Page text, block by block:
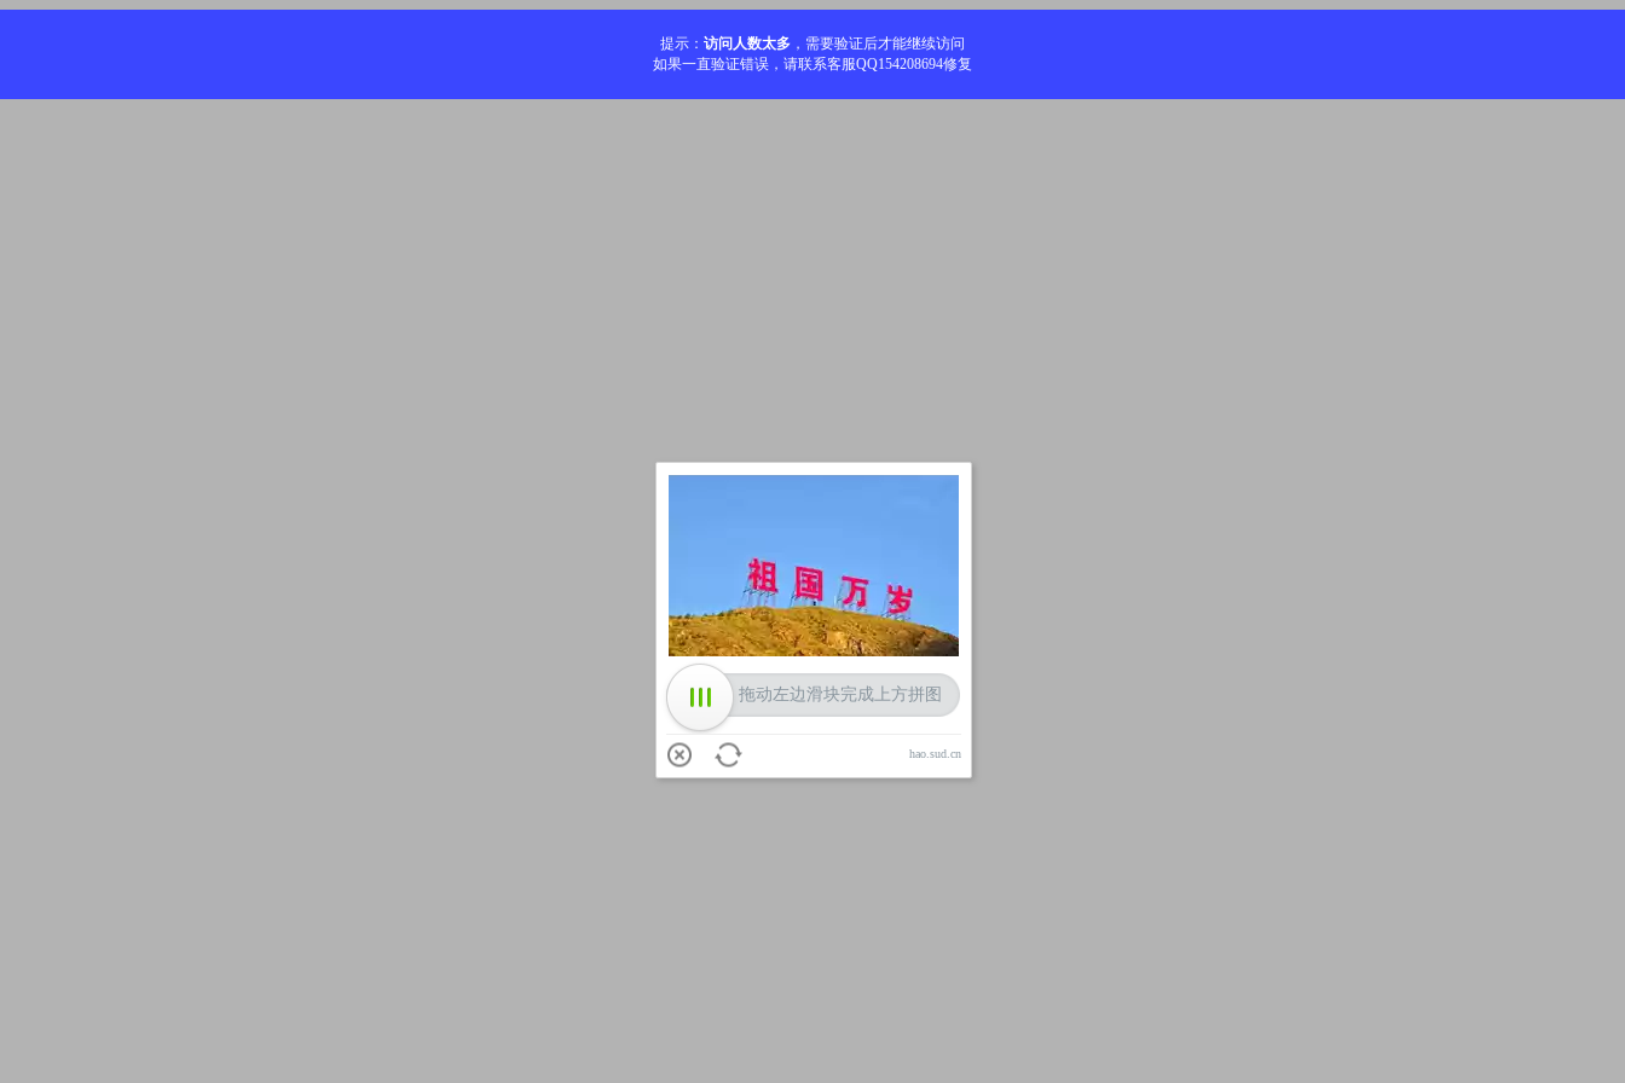
提示： 访问人数太多 ，需要验证后才能继续访问
如果一直验证错误，请联系客服QQ154208694修复
加载中
拖动左边滑块完成上方拼图
hao.sud.cn